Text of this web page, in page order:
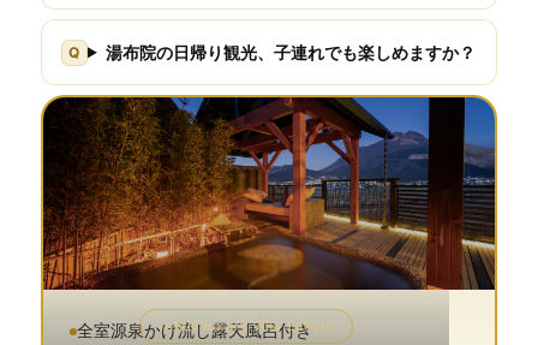
湯布院の日帰り観光、子連れでも楽しめますか？
yufuin luxury villa zakuro
全室源泉かけ流し露天風呂付き